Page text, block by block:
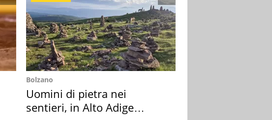
Bolzano
Uomini di pietra nei
sentieri, in Alto Adige